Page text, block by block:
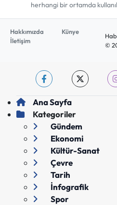
herhangi bir ortamda
Hakkımızda
Künye
İletişim
©
Ana Sayfa
Kategoriler
Gündem
Ekonomi
Kültür-Sanat
Çevre
Tarih
İnfografik
Spor